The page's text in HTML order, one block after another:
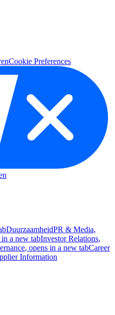
Cookie Preferences
DuurzaamheidPR & Media,
in a new tabInvestor Relations,
, opens in a new tabCareer
Information